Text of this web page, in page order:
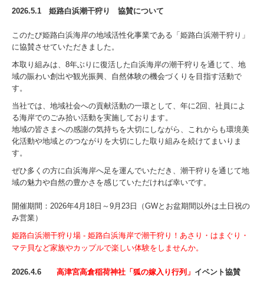
2026.5.1 姫路白浜潮干狩り 協賛について
このたび姫路白浜海岸の地域活性化事業である「姫路白浜潮干狩り」
に協賛させていただきました。
本取り組みは、8年ぶりに復活した白浜海岸の潮干狩りを通じて、地
域の賑わい創出や観光振興、自然体験の機会づくりを目指す活動で
す。
当社では、地域社会への貢献活動の一環として、年に2回、社員によ
る海岸でのごみ拾い活動を実施しております。
地域の皆さまへの感謝の気持ちを大切にしながら、これからも環境美
化活動や地域とのつながりを大切にした取り組みを続けてまいりま
す。
ぜひ多くの方に白浜海岸へ足を運んでいただき、潮干狩りを通じて地
域の魅力や自然の豊かさを感じていただければ幸いです。
開催期間：2026年4月18日～9月23日（GWとお盆期間以外は土日祝の
み営業）
姫路白浜潮干狩り場 - 姫路白浜海岸で潮干狩り！あさり・はまぐり・
マテ貝など家族やカップルで楽しい体験をしませんか。
2026.4.6 高津宮高倉稲荷神社「狐の嫁入り行列」 イベント協賛